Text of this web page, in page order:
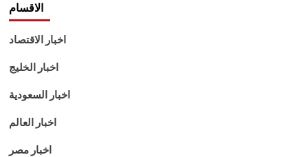
الاقسام
اخبار الاقتصاد
اخبار الخليج
اخبار السعودية
اخبار العالم
اخبار مصر